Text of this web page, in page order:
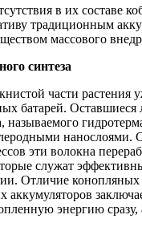
в их составе
традиционным
массового
синтеза
части растения
батарей. Оставшиеся
называемого
эти волокна
служат
Отличие конопляных
энергию